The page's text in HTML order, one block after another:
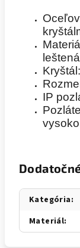
leštená
IP
Kategória:
Materiál: